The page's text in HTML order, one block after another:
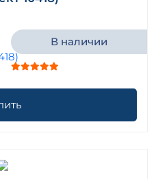
В наличии